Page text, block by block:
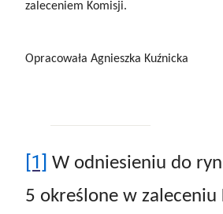
zaleceniem Komisji.
Opracowała Agnieszka Kuźnicka
[1] W odniesieniu do
5 określone w zaleceniu